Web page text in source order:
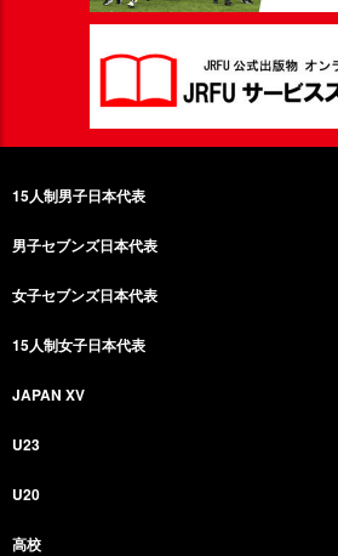
15人制男子日本代表
男子セブンズ日本代表
女子セブンズ日本代表
15人制女子日本代表
JAPAN XV
U23
U20
高校